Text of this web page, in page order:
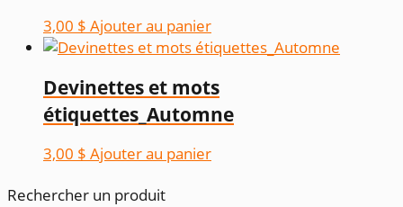
3,00 $ Ajouter au panier
Devinettes et mots
étiquettes_Automne
3,00 $ Ajouter au panier
Rechercher un produit